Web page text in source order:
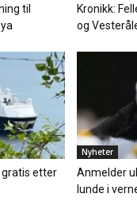
til
Kronikk:
og
gratis etter
Nyheter
Anmelder
lunde i